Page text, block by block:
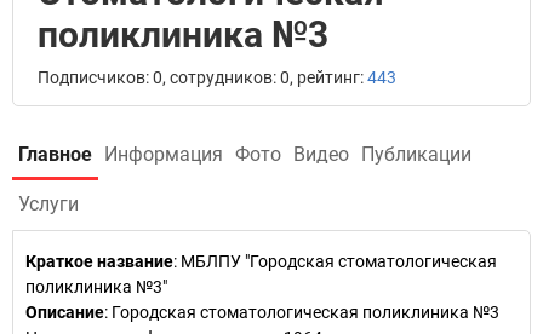
поликлиника №3
Подписчиков: 0, сотрудников: 0, рейтинг:443
Главное Информация Фото Видео Публикации
Услуги
Краткое название: МБЛПУ "Городская стоматологическая
поликлиника №3"
Описание: Городская стоматологическая поликлиника №3